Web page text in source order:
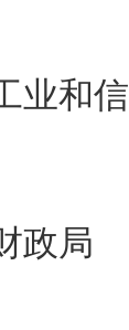
业和信
政局